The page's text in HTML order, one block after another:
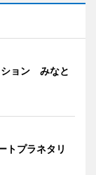
ション みなと
トプラネタリ